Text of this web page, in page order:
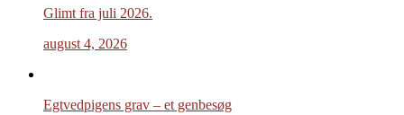
Glimt fra juli 2026.
august 4, 2026
Egtvedpigens grav – et genbesøg